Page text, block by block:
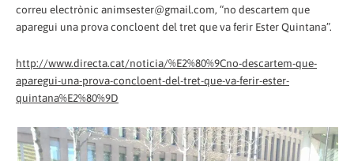
correu electrònic animsester@gmail.com, “no descartem que
aparegui una prova concloent del tret que va ferir Ester Quintana”.
http://www.directa.cat/noticia/%E2%80%9Cno-descartem-que-
aparegui-una-prova-concloent-del-tret-que-va-ferir-ester-
quintana%E2%80%9D